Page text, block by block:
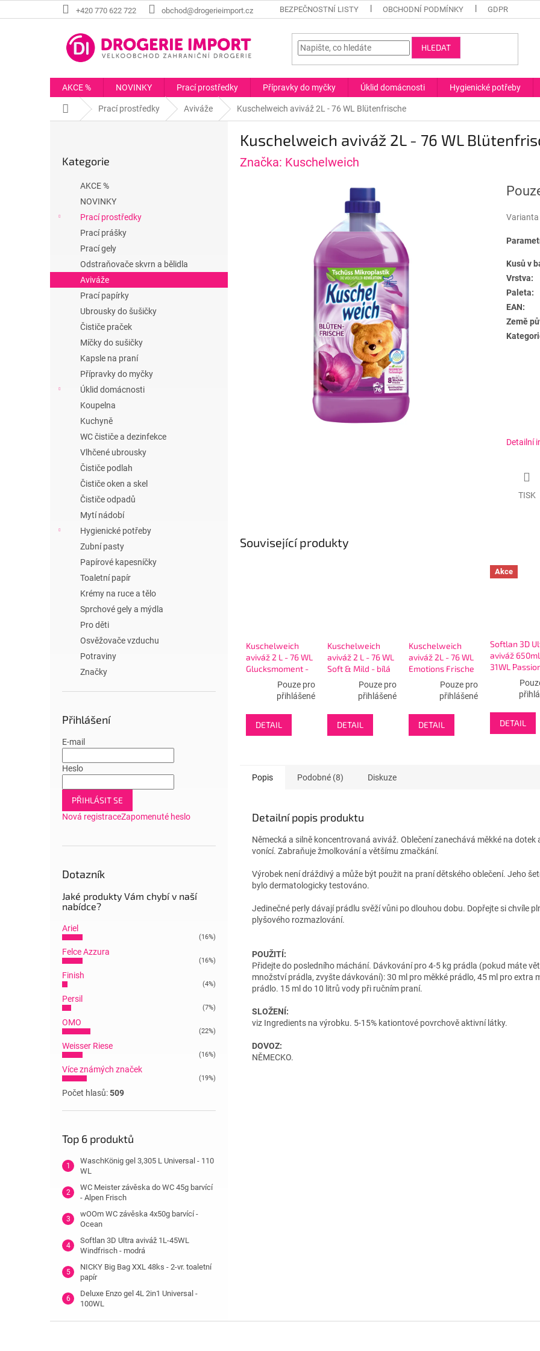
na
+420 770 622 722 obchod@drogerieimport.cz BEZPEČNOSTNÍ LISTY OBCHODNÍ PODMÍNKY GDPR
HLEDAT
AKCE % NOVINKY Prací prostředky Přípravky do myčky Úklid domácnosti Hygienické potřeby
Domů Prací prostředky Aviváže Kuschelweich aviváž 2L - 76 WL Blütenfrische
n
e
kategorie
Kategorie
AKCE %
NOVINKY
Prací prostředky
Prací prášky
Prací gely
Odstraňovače skvrn a bělidla
Aviváže
Prací papírky
Ubrousky do šušičky
Čističe praček
Míčky do sušičky
Kapsle na praní
Přípravky do myčky
Úklid domácnosti
Koupelna
Kuchyně
WC čističe a dezinfekce
Vlhčené ubrousky
Čističe podlah
Čističe oken a skel
Čističe odpadů
Mytí nádobí
Hygienické potřeby
Zubní pasty
Papírové kapesníčky
Toaletní papír
Krémy na ruce a tělo
Sprchové gely a mýdla
Pro děti
Osvěžovače vzduchu
Potraviny
Značky
Přihlášení
E-mail
Heslo
PŘIHLÁSIT SE
Nová registraceZapomenuté heslo
Dotazník
Jaké produkty Vám chybí v naší
nabídce?
Ariel
(16%)
Felce Azzura
(16%)
Finish
(4%)
Persil
(7%)
OMO
(22%)
Weisser Riese
(16%)
Více známých značek
(19%)
Počet hlasů:509
Top 6 produktů
WaschKönig gel 3,305 L Universal - 110
WL
WC Meister závěska do WC 45g barvící
- Alpen Frisch
wOOm WC závěska 4x50g barvící -
Ocean
Softlan 3D Ultra aviváž 1L-45WL
Windfrisch - modrá
NICKY Big Bag XXL 48ks - 2-vr. toaletní
papír
Deluxe Enzo gel 4L 2in1 Universal -
100WL
Kuschelweich aviváž 2L - 76 WL
Značka: Kuschelweich
Varianta
Kusů v
Vrstva:
Paleta:
EAN:
Země
Detailní
TISK
Související produkty
Kuschelweich
aviváž 2 L - 76 WL
Glucksmoment -
Pouze pro
přihlášené
DETAIL
Kuschelweich
aviváž 2 L - 76 WL
Soft & Mild - bílá
Pouze pro
přihlášené
DETAIL
Kuschelweich
aviváž 2L - 76 WL
Emotions Frische
- LIMI tyrkysová
Pouze pro
přihlášené
DETAIL
Akce
Softlan 3D
aviváž
31WL
DETAIL
Popis Podobné (8) Diskuze
Detailní popis produktu
Německá a silně koncentrovaná aviváž. Oblečení zanechává měkké na dotek
vonící. Zabraňuje žmolkování a většímu zmačkání.
Výrobek není dráždivý a může být použit na praní dětského oblečení. Jeho
bylo dermatologicky testováno.
Jedinečné perly dávají prádlu svěží vůni po dlouhou dobu. Dopřejte si chvíle
plyšového rozmazlování.
POUŽITÍ:
Přidejte do posledního máchání. Dávkování pro 4-5 kg prádla (pokud máte
množství prádla, zvyšte dávkování): 30 ml pro měkké prádlo, 45 ml pro extra
prádlo. 15 ml do 10 litrů vody při ručním praní.
SLOŽENÍ:
viz Ingredients na výrobku. 5-15% kationtové povrchově aktivní látky.
DOVOZ:
NĚMECKO.